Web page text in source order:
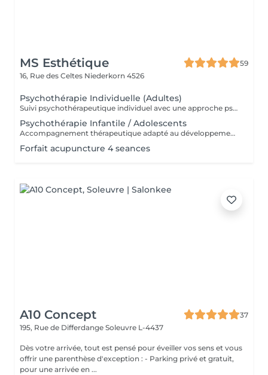
MS Esthétique
59
16, Rue des Celtes Niederkorn 4526
Psychothérapie Individuelle (Adultes)
Suivi psychothérapeutique individuel avec une approche psychanalytique, axé sur la connaissance de soi, l'élaboration émotionnelle, la réduction de l'anxiété et l'amélioration de la qualité de vie. SPM et Santé de la Femme Accompagnement thérapeutique axé sur la santé émotionnelle et hormonale de la femme, pouvant intégrer la psychothérapie et l'acupuncture.
Psychothérapie Infantile / Adolescents
Accompagnement thérapeutique adapté au développement émotionnel des enfants et des adolescents, avec un accent sur le comportement, les émotions et les liens familiaux. Éducation Sexuelle Émotionnelle Séances éducatives et thérapeutiques favorisant le développement sain de la sexualité, des émotions, des limites et de la communication. Prévention des Abus Sexuels Interventions psychoéducatives axées sur la prévention des abus sexuels, renforçant la conscience corporelle, émotionnelle et les stratégies de protection.
Forfait acupuncture 4 seances
A10 Concept
37
195, Rue de Differdange Soleuvre L-4437
Dès votre arrivée, tout est pensé pour éveiller vos sens et vous
offrir une parenthèse d'exception : - Parking privé et gratuit,
pour une arrivée en ...